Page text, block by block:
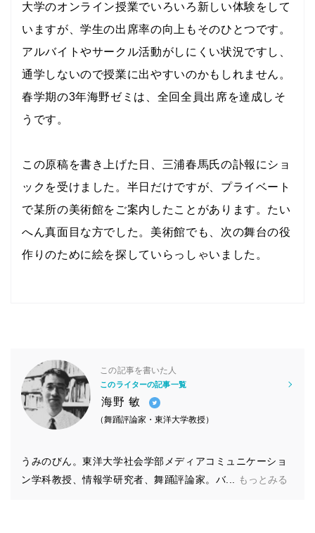
大学のオンライン授業でいろいろ新しい体験をして
いますが、学生の出席率の向上もそのひとつです。
アルバイトやサークル活動がしにくい状況ですし、
通学しないので授業に出やすいのかもしれません。
春学期の3年海野ゼミは、全回全員出席を達成しそ
うです。
この原稿を書き上げた日、三浦春馬氏の訃報にショ
ックを受けました。半日だけですが、プライベート
で某所の美術館をご案内したことがあります。たい
へん真面目な方でした。美術館でも、次の舞台の役
作りのために絵を探していらっしゃいました。
この記事を書いた人
このライターの記事一覧
海野 敏
（舞踊評論家・東洋大学教授）
うみのびん。東洋大学社会学部メディアコミュニケーショ
ン学科教授、情報学研究者、舞踊評論家。バ...